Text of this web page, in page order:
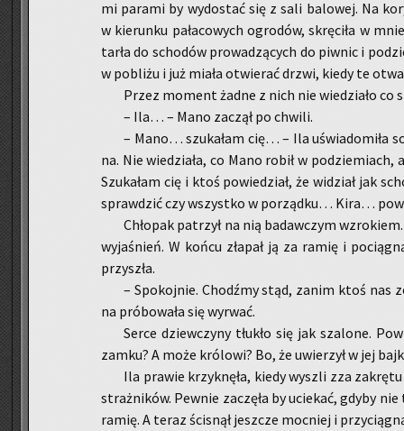
mi pa­ra­mi by wy­do­stać się z sali ba­lo­wej. Na
w kie­run­ku pa­ła­co­wych ogro­dów, skrę­ci­ła w
tar­ła do scho­dów pro­wa­dzą­cych do piw­nic i
w po­bli­żu i już miała otwie­rać drzwi, kiedy te
Przez mo­ment żadne z nich nie wie­dzia­ło co
– Ila… – Mano za­czął po chwi­li.
– Mano… szu­ka­łam cię… – Ila uświa­do­mi­ła
na. Nie wie­dzia­ła, co Mano robił w
Szu­ka­łam cię i ktoś po­wie­dział, że wi­dział jak
spraw­dzić czy wszyst­ko w po­rząd­ku… Kira…
Chło­pak pa­trzył na nią ba­daw­czym
wy­ja­śnień. W końcu zła­pał ją za ramię i
przy­szła.
– Spo­koj­nie. Chodź­my stąd, zanim ktoś nas
na pró­bo­wa­ła się wy­rwać.
Serce dziew­czy­ny tłu­kło się jak sza­lo­ne.
zamku? A może kró­lo­wi? Bo, że uwie­rzył w jej
Ila pra­wie krzyk­nę­ła, kiedy wy­szli zza
straż­ni­ków. Pew­nie za­czę­ła by ucie­kać, gdyby
ramię. A teraz ści­snął jesz­cze moc­niej i